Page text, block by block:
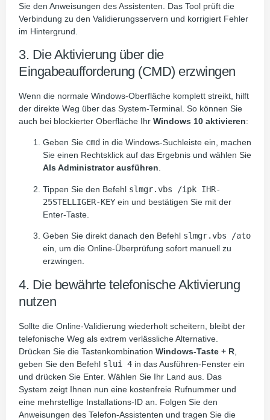
Sie den Anweisungen des Assistenten. Das Tool prüft die
Verbindung zu den Validierungsservern und korrigiert Fehler
im Hintergrund.
3. Die Aktivierung über die
Eingabeaufforderung (CMD) erzwingen
Wenn die normale Windows-Oberfläche komplett streikt, hilft
der direkte Weg über das System-Terminal. So können Sie
auch bei blockierter Oberfläche Ihr Windows 10 aktivieren:
Geben Sie cmd in die Windows-Suchleiste ein, machen
Sie einen Rechtsklick auf das Ergebnis und wählen Sie
Als Administrator ausführen.
Tippen Sie den Befehl slmgr.vbs /ipk IHR-
25STELLIGER-KEY ein und bestätigen Sie mit der
Enter-Taste.
Geben Sie direkt danach den Befehl slmgr.vbs /ato
ein, um die Online-Überprüfung sofort manuell zu
erzwingen.
4. Die bewährte telefonische Aktivierung
nutzen
Sollte die Online-Validierung wiederholt scheitern, bleibt der
telefonische Weg als extrem verlässliche Alternative.
Drücken Sie die Tastenkombination Windows-Taste + R
geben Sie den Befehl slui 4 in das Ausführen-Fenster ein
und drücken Sie Enter. Wählen Sie Ihr Land aus. Das
System zeigt Ihnen nun eine kostenfreie Rufnummer und
eine mehrstellige Installations-ID an. Folgen Sie den
Anweisungen des Telefon-Assistenten und tragen Sie die